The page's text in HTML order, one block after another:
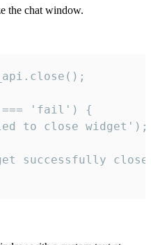
the chat window.
=== 'fail') {
to close widget');
successfully